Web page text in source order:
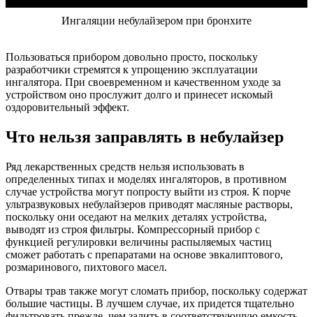
Ингаляции небулайзером при бронхите
Пользоваться прибором довольно просто, поскольку
разработчики стремятся к упрощению эксплуатации
ингалятора. При своевременном и качественном уходе за
устройством оно прослужит долго и принесет искомый
оздоровительный эффект.
Что нельзя заправлять в небулайзер
Ряд лекарственных средств нельзя использовать в
определенных типах и моделях ингаляторов, в противном
случае устройства могут попросту выйти из строя. К порче
ультразвуковых небулайзеров приводят масляные растворы,
поскольку они оседают на мелких деталях устройства,
выводят из строя фильтры. Компрессорный прибор с
функцией регулировки величины распыляемых частиц
сможет работать с препаратами на основе эвкалиптового,
розмаринового, пихтового масел.
Отвары трав также могут сломать прибор, поскольку содержат
большие частицы. В лучшем случае, их придется тщательно